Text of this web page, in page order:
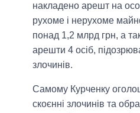
накладено арешт на
рухоме і нерухоме
понад 1,2 млрд грн, а
арешти 4 осіб,
злочинів.
Самому Курченку
скоєнні злочинів та